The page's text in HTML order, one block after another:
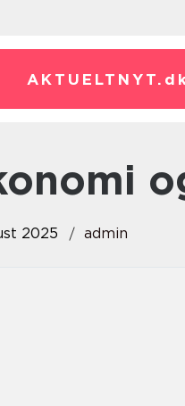
AKTUELTNYT.
2025 admin